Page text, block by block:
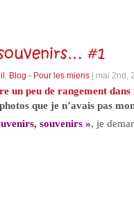
#1
, Blog - Pour les miens | mai 2nd,
un peu de rangement dans
que je n’avais pas
souvenirs », je